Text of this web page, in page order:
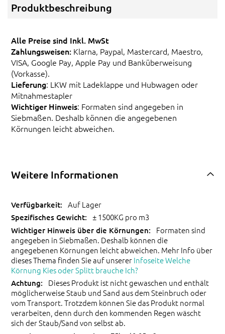
Produktbeschreibung
Alle Preise sind Inkl. MwSt
Zahlungsweisen: Klarna, Paypal, Mastercard, Maestro,
VISA, Google Pay, Apple Pay und Banküberweisung
(Vorkasse).
Lieferung: LKW mit Ladeklappe und Hubwagen oder
Mitnahmestapler
Wichtiger Hinweis: Formaten sind angegeben in
Siebmaßen. Deshalb können die angegebenen
Körnungen leicht abweichen.
Weitere Informationen
Auf Lager
± 1500KG pro m3
Formaten sind
angegeben in Siebmaßen. Deshalb können die
angegebenen Körnungen leicht abweichen. Mehr Info über
dieses Thema finden Sie auf unsererInfoseite Welche
Körnung Kies oder Splitt brauche Ich?
Dieses Produkt ist nicht gewaschen und enthält
möglicherweise Staub und Sand aus dem Steinbruch oder
vom Transport. Trotzdem können Sie das Produkt normal
verarbeiten, denn durch den kommenden Regen wäscht
sich der Staub/Sand von selbst ab.